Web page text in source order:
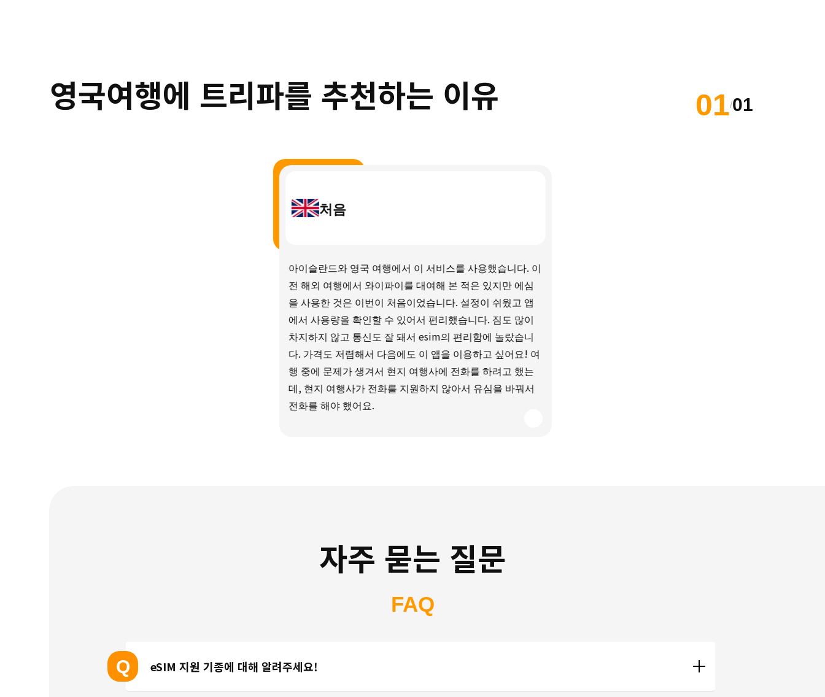
영국여행에 트리파를 추천하는 이유 01/01
처음
아이슬란드와 영국 여행에서 이 서비스를 사용했습니다. 이
전 해외 여행에서 와이파이를 대여해 본 적은 있지만 에심
을 사용한 것은 이번이 처음이었습니다. 설정이 쉬웠고 앱
에서 사용량을 확인할 수 있어서 편리했습니다. 짐도 많이
차지하지 않고 통신도 잘 돼서 esim의 편리함에 놀랐습니
다. 가격도 저렴해서 다음에도 이 앱을 이용하고 싶어요! 여
행 중에 문제가 생겨서 현지 여행사에 전화를 하려고 했는
데, 현지 여행사가 전화를 지원하지 않아서 유심을 바꿔서
전화를 해야 했어요.
자주 묻는 질문
FAQ
Q eSIM 지원 기종에 대해 알려주세요!